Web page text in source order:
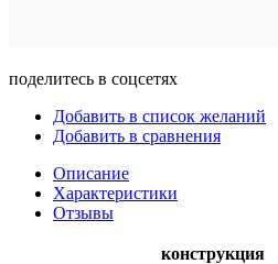
поделитесь в соцсетях
Добавить в список желаний
Добавить в сравнения
Описание
Характеристики
Отзывы
конструкция